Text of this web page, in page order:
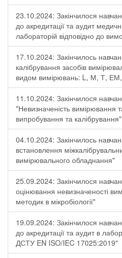
23.10.2024: Закінчилося
до акредитації та аудит
лабораторій відповідно до
17.10.2024: Закінчилось
калібрування засобів
видом вимірювань: L, М, Т,
11.10.2024: Закінчилося
"Невизначеність вимірювання
випробування та калібрування"
04.10.2024: Закінчилось
встановлення
вимірювального обладнання"
25.09.2024: Закінчилося
оцінювання невизначеності
методик в мікробіології"
19.09.2024: Закінчилося
до акредитації та аудит в
ДСТУ EN ISO/IEC 17025:2019"